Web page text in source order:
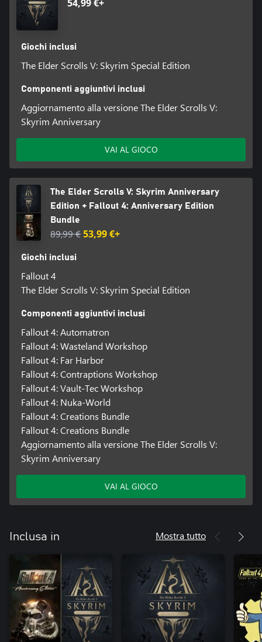
54,99 €+
Giochi inclusi
The Elder Scrolls V: Skyrim Special Edition
Componenti aggiuntivi inclusi
Aggiornamento alla versione The Elder Scrolls V:
Skyrim Anniversary
VAI AL GIOCO
The Elder Scrolls V: Skyrim Anniversary
Edition + Fallout 4: Anniversary Edition
Bundle
89,99 €53,99 €+
Giochi inclusi
Fallout 4
The Elder Scrolls V: Skyrim Special Edition
Componenti aggiuntivi inclusi
Fallout 4: Automatron
Fallout 4: Wasteland Workshop
Fallout 4: Far Harbor
Fallout 4: Contraptions Workshop
Fallout 4: Vault-Tec Workshop
Fallout 4: Nuka-World
Fallout 4: Creations Bundle
Fallout 4: Creations Bundle
Aggiornamento alla versione The Elder Scrolls V:
Skyrim Anniversary
VAI AL GIOCO
Inclusa in Mostra tutto